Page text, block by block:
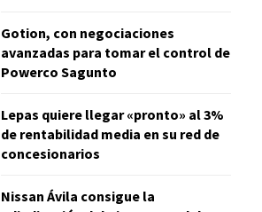
Gotion, con negociaciones
avanzadas para tomar el control de
Powerco Sagunto
Lepas quiere llegar «pronto» al 3%
de rentabilidad media en su red de
concesionarios
Nissan Ávila consigue la